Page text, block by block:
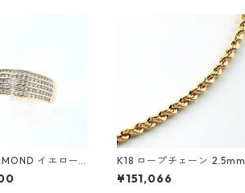
イエロー
ング
K18 ロープチェーン 2.5mm
¥151,066